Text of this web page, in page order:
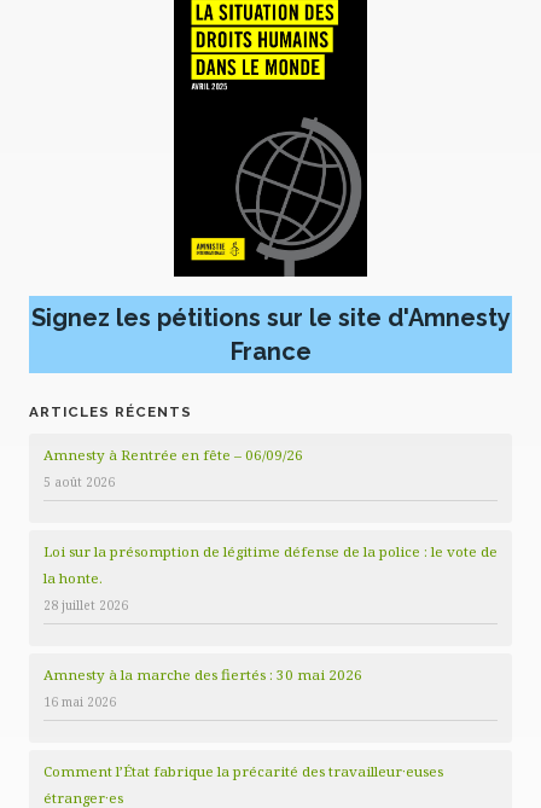
Signez les pétitions sur le site d'Amnesty
France
ARTICLES RÉCENTS
Amnesty à Rentrée en fête – 06/09/26
5 août 2026
Loi sur la présomption de légitime défense de la police : le vote de
la honte.
28 juillet 2026
Amnesty à la marche des fiertés : 30 mai 2026
16 mai 2026
Comment l’État fabrique la précarité des travailleur·euses
étranger·es